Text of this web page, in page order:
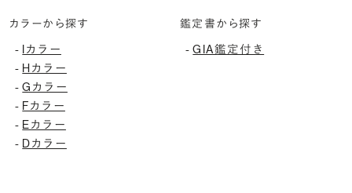
カラーから探す
- Iカラー
- Hカラー
-Gカラー
- Fカラー
- Eカラー
- Dカラー
鑑定書から探す
-GIA鑑定付き